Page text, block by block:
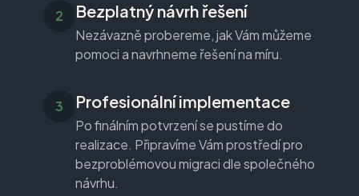
Bezplatný návrh řešení
Nezávazně probereme, jak Vám můžeme
pomoci a navrhneme řešení na míru.
Profesionální implementace
Po finálním potvrzení se pustíme do
realizace. Připravíme Vám prostředí pro
bezproblémovou migraci dle společného
návrhu.